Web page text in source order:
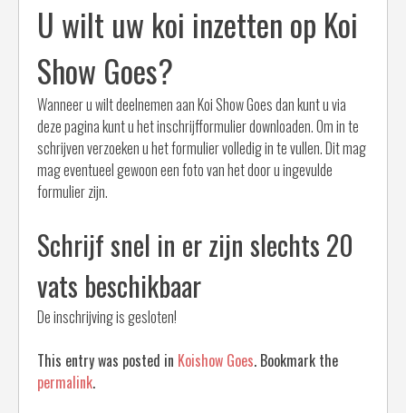
U wilt uw koi inzetten op Koi
Show Goes?
Wanneer u wilt deelnemen aan Koi Show Goes dan kunt u via
deze pagina kunt u het inschrijfformulier downloaden. Om in te
schrijven verzoeken u het formulier volledig in te vullen. Dit mag
mag eventueel gewoon een foto van het door u ingevulde
formulier zijn.
Schrijf snel in er zijn slechts 20
vats beschikbaar
De inschrijving is gesloten!
This entry was posted in Koishow Goes. Bookmark the
permalink.